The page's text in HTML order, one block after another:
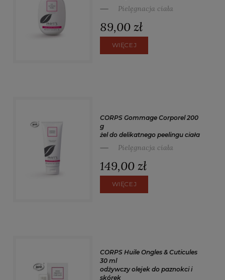
Pielęgnacja ciała
89,00 zł
WIĘCEJ
CORPS Gommage Corporel 200
g
żel do delikatnego peelingu ciała
Pielęgnacja ciała
149,00 zł
WIĘCEJ
CORPS Huile Ongles & Cuticules
30 ml
odżywczy olejek do paznokci i
skórek